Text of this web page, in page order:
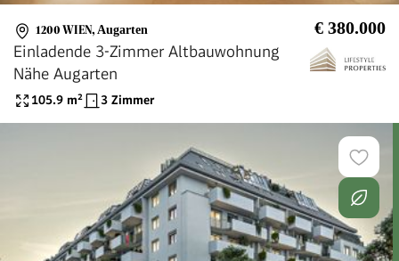
1200 WIEN, Augarten € 380.000
Einladende 3-Zimmer Altbauwohnung
Nähe Augarten
105.9 m² 3 Zimmer